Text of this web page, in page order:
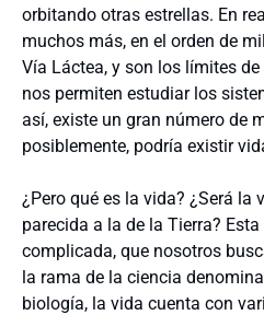
orbitando otras estrellas. En
muchos más, en el orden de
Vía Láctea, y son los límites
nos permiten estudiar los
así, existe un gran número de
posiblemente, podría existir
¿Pero qué es la vida? ¿Será la
parecida a la de la Tierra?
complicada, que nosotros
la rama de la ciencia
biología, la vida cuenta con